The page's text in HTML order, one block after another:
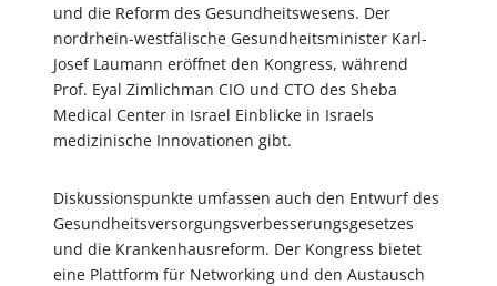
und die Reform des Gesundheitswesens. Der
nordrhein-westfälische Gesundheitsminister Karl-
Josef Laumann eröffnet den Kongress, während
Prof. Eyal Zimlichman CIO und CTO des Sheba
Medical Center in Israel Einblicke in Israels
medizinische Innovationen gibt.
Diskussionspunkte umfassen auch den Entwurf des
Gesundheitsversorgungsverbesserungsgesetzes
und die Krankenhausreform. Der Kongress bietet
eine Plattform für Networking und den Austausch